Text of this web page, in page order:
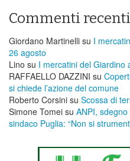
Commenti recenti
Giordano Martinelli su I
26 agosto
Lino su I mercatini del Giardino
RAFFAELLO DAZZINI su
si chiede l’azione del comune
Roberto Corsini su Scossa di
Simone Tomei su ANPI,
sindaco Puglia: “Non si